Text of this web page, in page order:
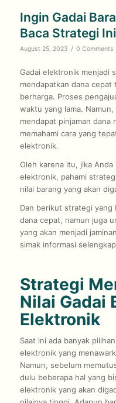
Ingin Gadai
Baca Strategi
August 25, 2023 / 0 Comments
Gadai elektronik menjadi
mendapatkan dana cepat
berharga. Proses
waktu yang lama.
mendapat pinjaman dana
memahami cara yang
elektronik.
Oleh karena itu, jika
elektronik, pahami
nilai barang yang akan
Dan berikut strategi yang
dana cepat, namun juga
yang akan menjadi
simak informasi
Strategi
Nilai Gadai
Elektronik
Saat ini ada banyak
elektronik yang
Namun, sebelum
dulu beberapa hal yang
elektronik yang akan